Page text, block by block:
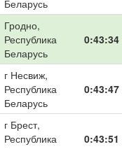
Беларусь
Гродно,
Республика
Беларусь
0:43:34
г Несвиж,
Республика
Беларусь
0:43:47
г Брест,
Республика
0:43:51